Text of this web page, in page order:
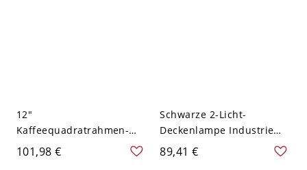
12"
Kaffeequadratrahmen-
Deckenleuchte im
Vintage-Metall-Design mit
101,98 €
Schwarze 2-Licht-
Deckenlampe Industrie
Creme Glas Muschelrand
Halbflächenmontage
89,41 €